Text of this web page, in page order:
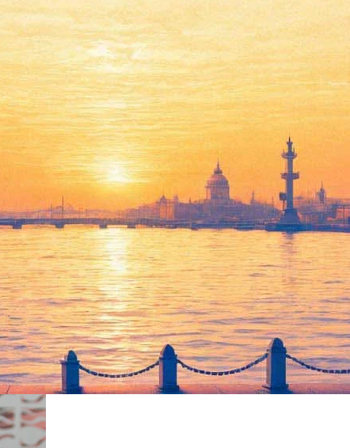
в сентябре 2016-го
Baby, который в отечественном прокате будет
толстушке – "Дневник Бриджит Джонс". К роли
Бриджит Джонс трудно себе вообразить, на сей раз